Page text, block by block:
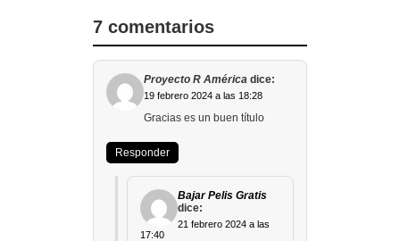
7 comentarios
Proyecto R América dice:
19 febrero 2024 a las 18:28
Gracias es un buen título
Responder
Bajar Pelis Gratis
dice:
21 febrero 2024 a las
17:40